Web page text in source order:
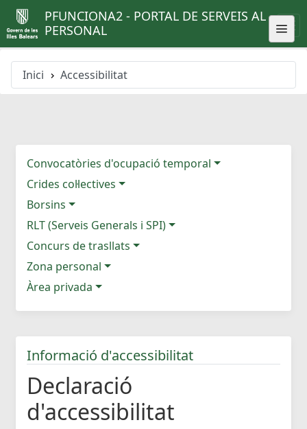
PFUNCIONA2 - PORTAL DE SERVEIS AL
PERSONAL
Inici Accessibilitat
Convocatòries d'ocupació temporal
Crides col·lectives
Borsins
RLT (Serveis Generals i SPI)
Concurs de trasllats
Zona personal
Àrea privada
Informació d'accessibilitat
Declaració
d'accessibilitat